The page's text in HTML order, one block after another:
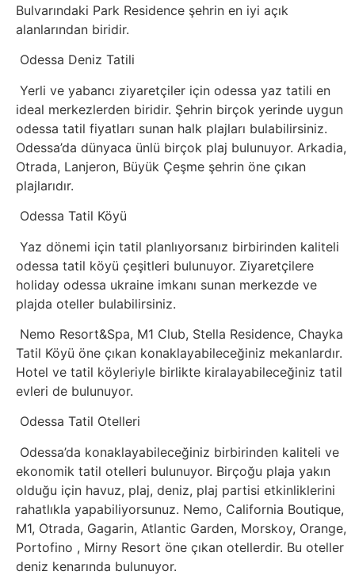
Tarih
Tarım
Teknoloji
TikTok
Tv
Twitter
Ürün
Tanıtımı
Uzay
Web
Siteleri
Webmaster
WordPress
Yapay
Zeka
Bulvarındaki Park Residence şehrin en iyi açık
alanlarından biridir.
Odessa Deniz Tatili
Yerli ve yabancı ziyaretçiler için odessa yaz tatili en
ideal merkezlerden biridir. Şehrin birçok yerinde uygun
odessa tatil fiyatları sunan halk plajları bulabilirsiniz.
Odessa’da dünyaca ünlü birçok plaj bulunuyor. Arkadia,
Otrada, Lanjeron, Büyük Çeşme şehrin öne çıkan
plajlarıdır.
Odessa Tatil Köyü
Yaz dönemi için tatil planlıyorsanız birbirinden kaliteli
odessa tatil köyü çeşitleri bulunuyor. Ziyaretçilere
holiday odessa ukraine imkanı sunan merkezde ve
plajda oteller bulabilirsiniz.
Nemo Resort&Spa, M1 Club, Stella Residence, Chayka
Tatil Köyü öne çıkan konaklayabileceğiniz mekanlardır.
Hotel ve tatil köyleriyle birlikte kiralayabileceğiniz tatil
evleri de bulunuyor.
Odessa Tatil Otelleri
Odessa’da konaklayabileceğiniz birbirinden kaliteli ve
ekonomik tatil otelleri bulunuyor. Birçoğu plaja yakın
olduğu için havuz, plaj, deniz, plaj partisi etkinliklerini
rahatlıkla yapabiliyorsunuz. Nemo, California Boutique,
M1, Otrada, Gagarin, Atlantic Garden, Morskoy, Orange,
Portofino , Mirny Resort öne çıkan otellerdir. Bu oteller
deniz kenarında bulunuyor.